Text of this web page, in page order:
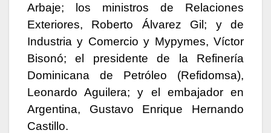
Arbaje; los ministros de Relaciones
Exteriores, Roberto Álvarez Gil; y de
Industria y Comercio y Mypymes, Víctor
Bisonó; el presidente de la Refinería
Dominicana de Petróleo (Refidomsa),
Leonardo Aguilera; y el embajador en
Argentina, Gustavo Enrique Hernando
Castillo.